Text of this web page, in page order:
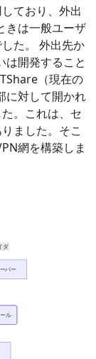
ており、外出
きは一般ユーザ
た。 外出先か
は開発すること
（現在の
に対して開かれ
。これは、セ
ました。そこ
網を構築しま
ダ
バー
ル